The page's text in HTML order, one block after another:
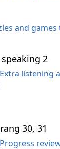
and
2
listening
30, 31